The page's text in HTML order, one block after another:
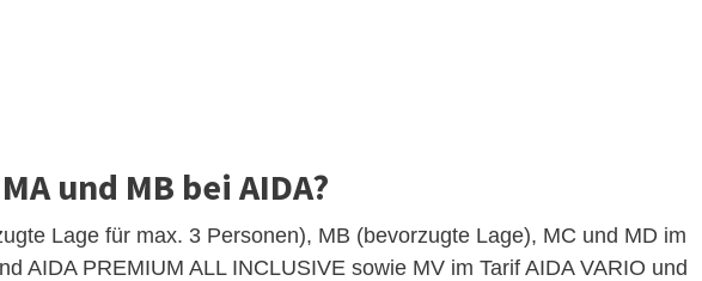
und MB bei AIDA?
Lage für max. 3 Personen), MB (bevorzugte Lage), MC und MD im
AIDA PREMIUM ALL INCLUSIVE sowie MV im Tarif AIDA VARIO und